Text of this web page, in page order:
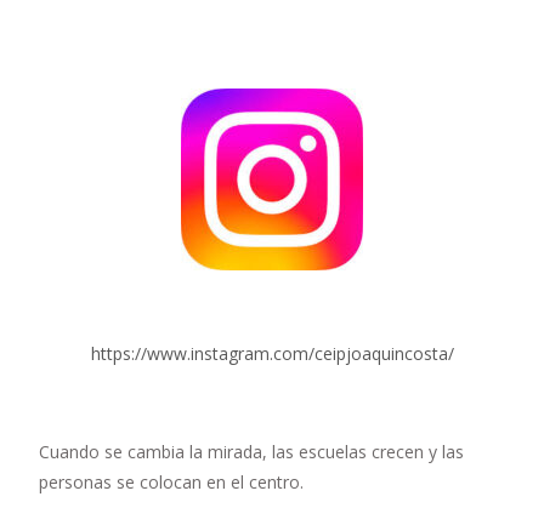
https://www.instagram.com/ceipjoaquincosta/
Cuando se cambia la mirada, las escuelas crecen y las
personas se colocan en el centro.